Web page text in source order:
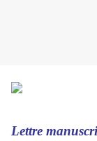
Lettre